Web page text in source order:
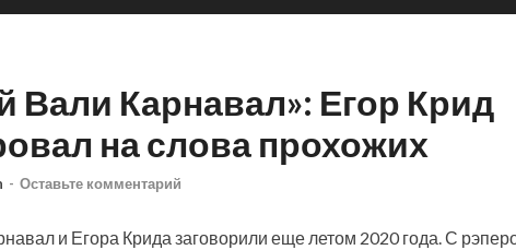
Карнавал»: Егор Крид
на слова прохожих
- Оставьте комментарий
и Егора Крида заговорили еще летом 2020 года. С